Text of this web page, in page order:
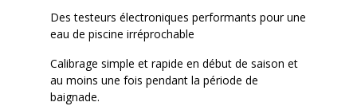
Des testeurs électroniques performants pour une
eau de piscine irréprochable
Calibrage simple et rapide en début de saison et
au moins une fois pendant la période de
baignade.